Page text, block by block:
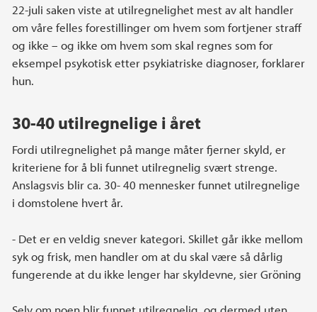
22-juli saken viste at utilregnelighet mest av alt handler
om våre felles forestillinger om hvem som fortjener straff
og ikke – og ikke om hvem som skal regnes som for
eksempel psykotisk etter psykiatriske diagnoser, forklarer
hun.
30-40 utilregnelige i året
Fordi utilregnelighet på mange måter fjerner skyld, er
kriteriene for å bli funnet utilregnelig svært strenge.
Anslagsvis blir ca. 30- 40 mennesker funnet utilregnelige
i domstolene hvert år.
- Det er en veldig snever kategori. Skillet går ikke mellom
syk og frisk, men handler om at du skal være så dårlig
fungerende at du ikke lenger har skyldevne, sier Gröning